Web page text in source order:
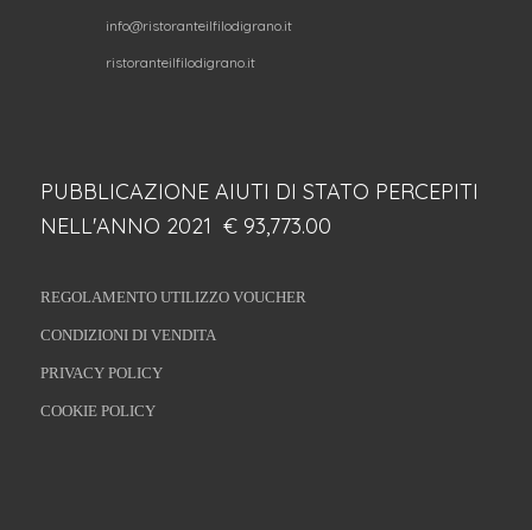
info@ristoranteilfilodigrano.it
ristoranteilfilodigrano.it
PUBBLICAZIONE AIUTI DI STATO PERCEPITI
NELL'ANNO 2021 € 93,773.00
REGOLAMENTO UTILIZZO VOUCHER
CONDIZIONI DI VENDITA
PRIVACY POLICY
COOKIE POLICY